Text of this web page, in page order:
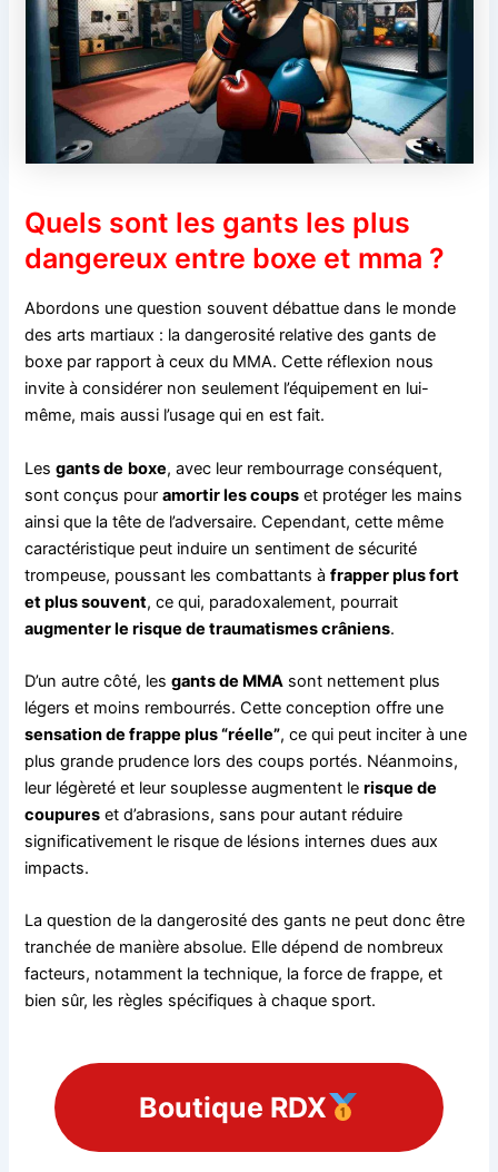
Quels sont les gants les plus
dangereux entre boxe et mma ?
Abordons une question souvent débattue dans le monde
des arts martiaux : la dangerosité relative des gants de
boxe par rapport à ceux du MMA. Cette réflexion nous
invite à considérer non seulement l’équipement en lui-
même, mais aussi l’usage qui en est fait.
Lesgants de boxe, avec leur rembourrage conséquent,
sont conçus pouramortir les coups et protéger les mains
ainsi que la tête de l’adversaire. Cependant, cette même
caractéristique peut induire un sentiment de sécurité
trompeuse, poussant les combattants àfrapper plus fort
et plus souvent, ce qui, paradoxalement, pourrait
augmenter le risque de traumatismes crâniens.
D’un autre côté, lesgants de MMA sont nettement plus
légers et moins rembourrés. Cette conception offre une
sensation de frappe plus “réelle”, ce qui peut inciter à une
plus grande prudence lors des coups portés. Néanmoins,
leur légèreté et leur souplesse augmentent lerisque de
coupures et d’abrasions, sans pour autant réduire
significativement le risque de lésions internes dues aux
impacts.
La question de la dangerosité des gants ne peut donc être
tranchée de manière absolue. Elle dépend de nombreux
facteurs, notamment la technique, la force de frappe, et
bien sûr, les règles spécifiques à chaque sport.
Boutique RDX